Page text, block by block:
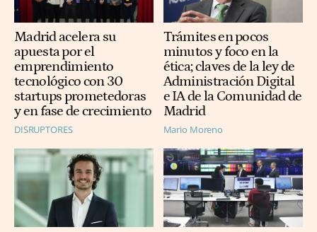
Madrid acelera su
apuesta por el
emprendimiento
tecnológico con 30
startups prometedoras
y en fase de crecimiento
DISRUPTORES
Trámites en pocos
minutos y foco en la
ética; claves de la ley de
Administración Digital
e IA de la Comunidad de
Madrid
Mario Moreno